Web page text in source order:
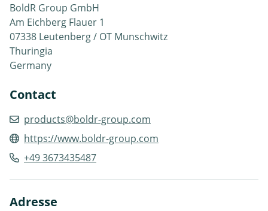
BoldR Group GmbH
Am Eichberg Flauer 1
07338 Leutenberg / OT Munschwitz
Thuringia
Germany
Contact
products@boldr-group.com
https://www.boldr-group.com
+49 3673435487
Adresse